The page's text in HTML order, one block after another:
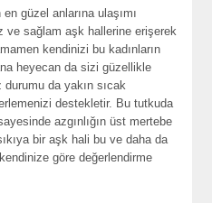
güzel anlarına ulaşımı
ve sağlam aşk hallerine erişerek
kendinizi bu kadınların
heyecan da sizi güzellikle
da yakın sıcak
destekletir. Bu tutkuda
azgınlığın üst mertebe
bir aşk hali bu ve daha da
kendinize göre değerlendirme